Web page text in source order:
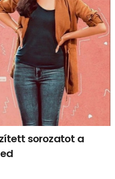
sorozatot a